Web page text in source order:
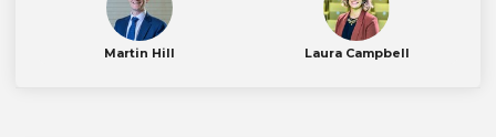
Martin Hill Laura Campbell